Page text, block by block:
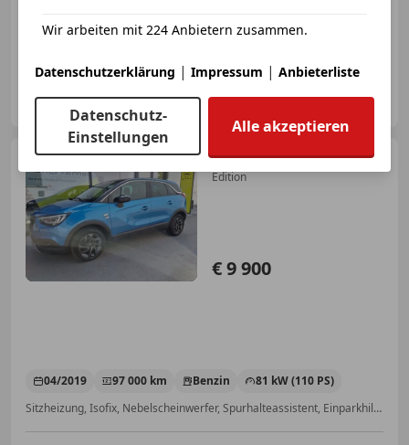
AT-3430 Tulln
Opel Crossland120 Jahre
Edition
€ 9 900
04/2019 97 000 km Benzin
81 kW (110 PS)
Sitzheizung, Isofix, Nebelscheinwerfer, Spurhalteassistent, Einparkhilfe Sensoren hinten, Fernlichtassistent, Alufelgen, Freisprecheinrichtung
Wir arbeiten mit 224 Anbietern zusammen.
Datenschutzerklärung | Impressum | Anbieterliste
Datenschutz-
Einstellungen
Alle akzeptieren